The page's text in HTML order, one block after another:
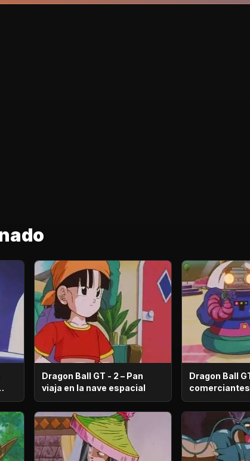
Dragon Ball GT - 2 – Pan
viaja en la nave espacial
Dragon Ball
comerciantes del
Imega